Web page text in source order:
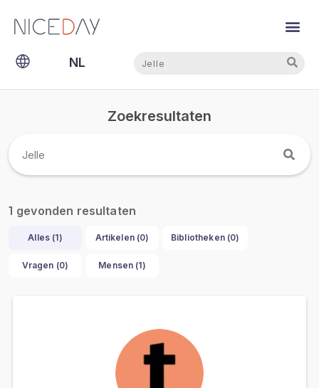
NL
EN
Zoekresultaten
1 gevonden resultaten
Alles (1) Artikelen (0) Bibliotheken (0)
Vragen (0) Mensen (1)